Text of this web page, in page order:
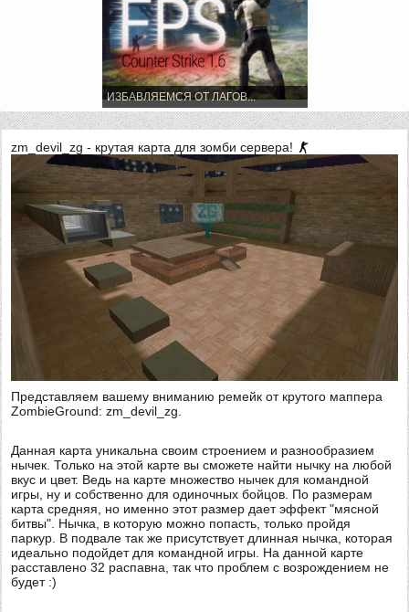
ИЗБАВЛЯЕМСЯ ОТ ЛАГОВ...
zm_devil_zg - крутая карта для зомби сервера!
Представляем вашему вниманию ремейк от крутого маппера
ZombieGround: zm_devil_zg.
Данная карта уникальна своим строением и разнообразием
нычек. Только на этой карте вы сможете найти нычку на любой
вкус и цвет. Ведь на карте множество нычек для командной
игры, ну и собственно для одиночных бойцов. По размерам
карта средняя, но именно этот размер дает эффект "мясной
битвы". Нычка, в которую можно попасть, только пройдя
паркур. В подвале так же присутствует длинная нычка, которая
идеально подойдет для командной игры. На данной карте
расставлено 32 распавна, так что проблем с возрождением не
будет :)